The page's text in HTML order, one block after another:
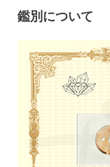
鑑別について